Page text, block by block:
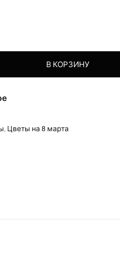
В КОРЗИНУ
, Цветы на 8 марта